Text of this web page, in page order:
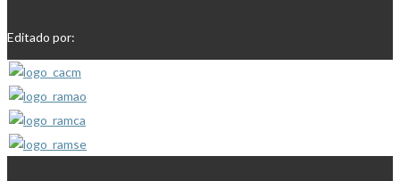
Editado por: